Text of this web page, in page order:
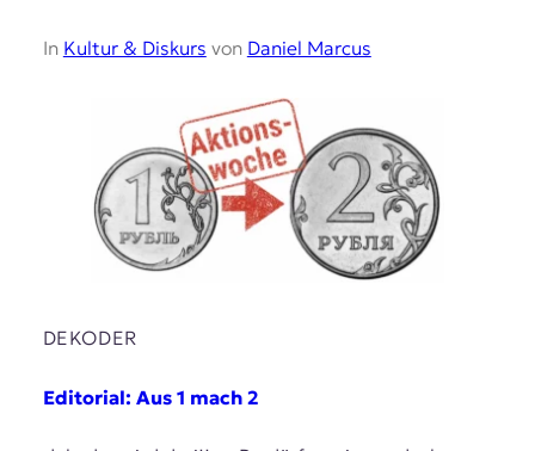
In Kultur & Diskurs von Daniel Marcus
DEKODER
Editorial: Aus 1 mach 2